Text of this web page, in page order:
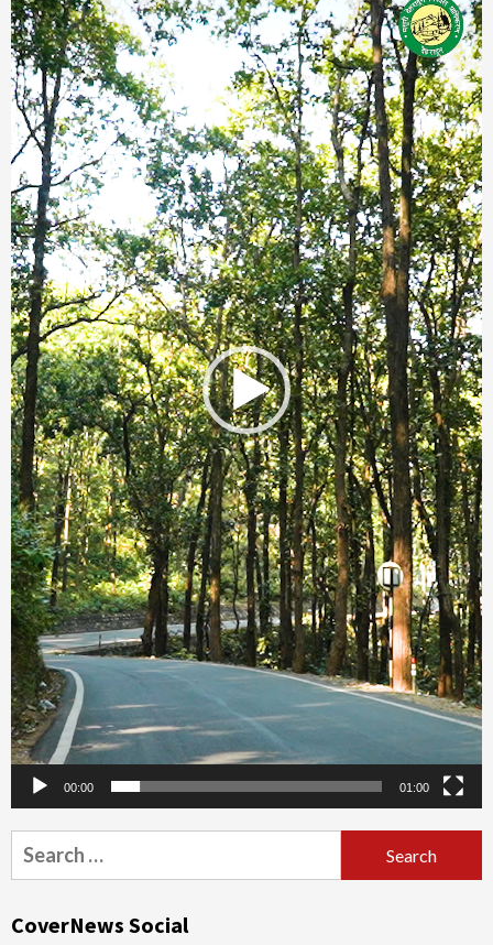
Player
00:00 01:00
Search
for:
CoverNews Social